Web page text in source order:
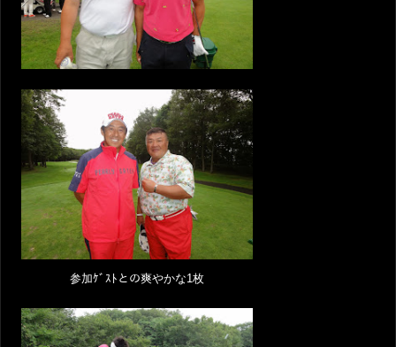
参加ｹﾞｽﾄとの爽やかな1枚